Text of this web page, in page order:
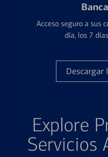
Acceso seguro a sus
día, los 7
Descargar
Explore
Servicios